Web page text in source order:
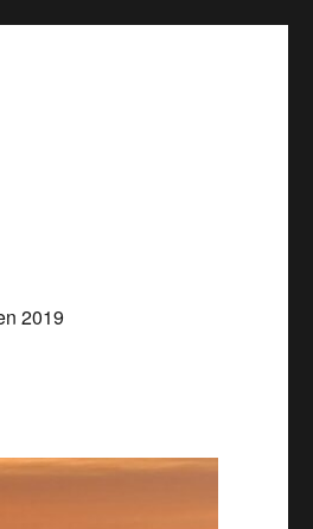
2019